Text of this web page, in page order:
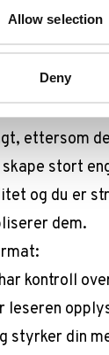
Allow selection
Deny
og
og
hefter
ettersom
stort
og du er
dem.
kontroll
leseren
styrker din